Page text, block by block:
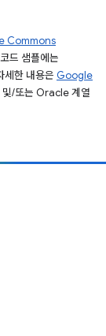
Commons
드 샘플에는
세한 내용은 Google
/또는 Oracle 계열